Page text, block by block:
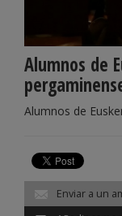
Alumnos de
Alumnos de
Enviar a un